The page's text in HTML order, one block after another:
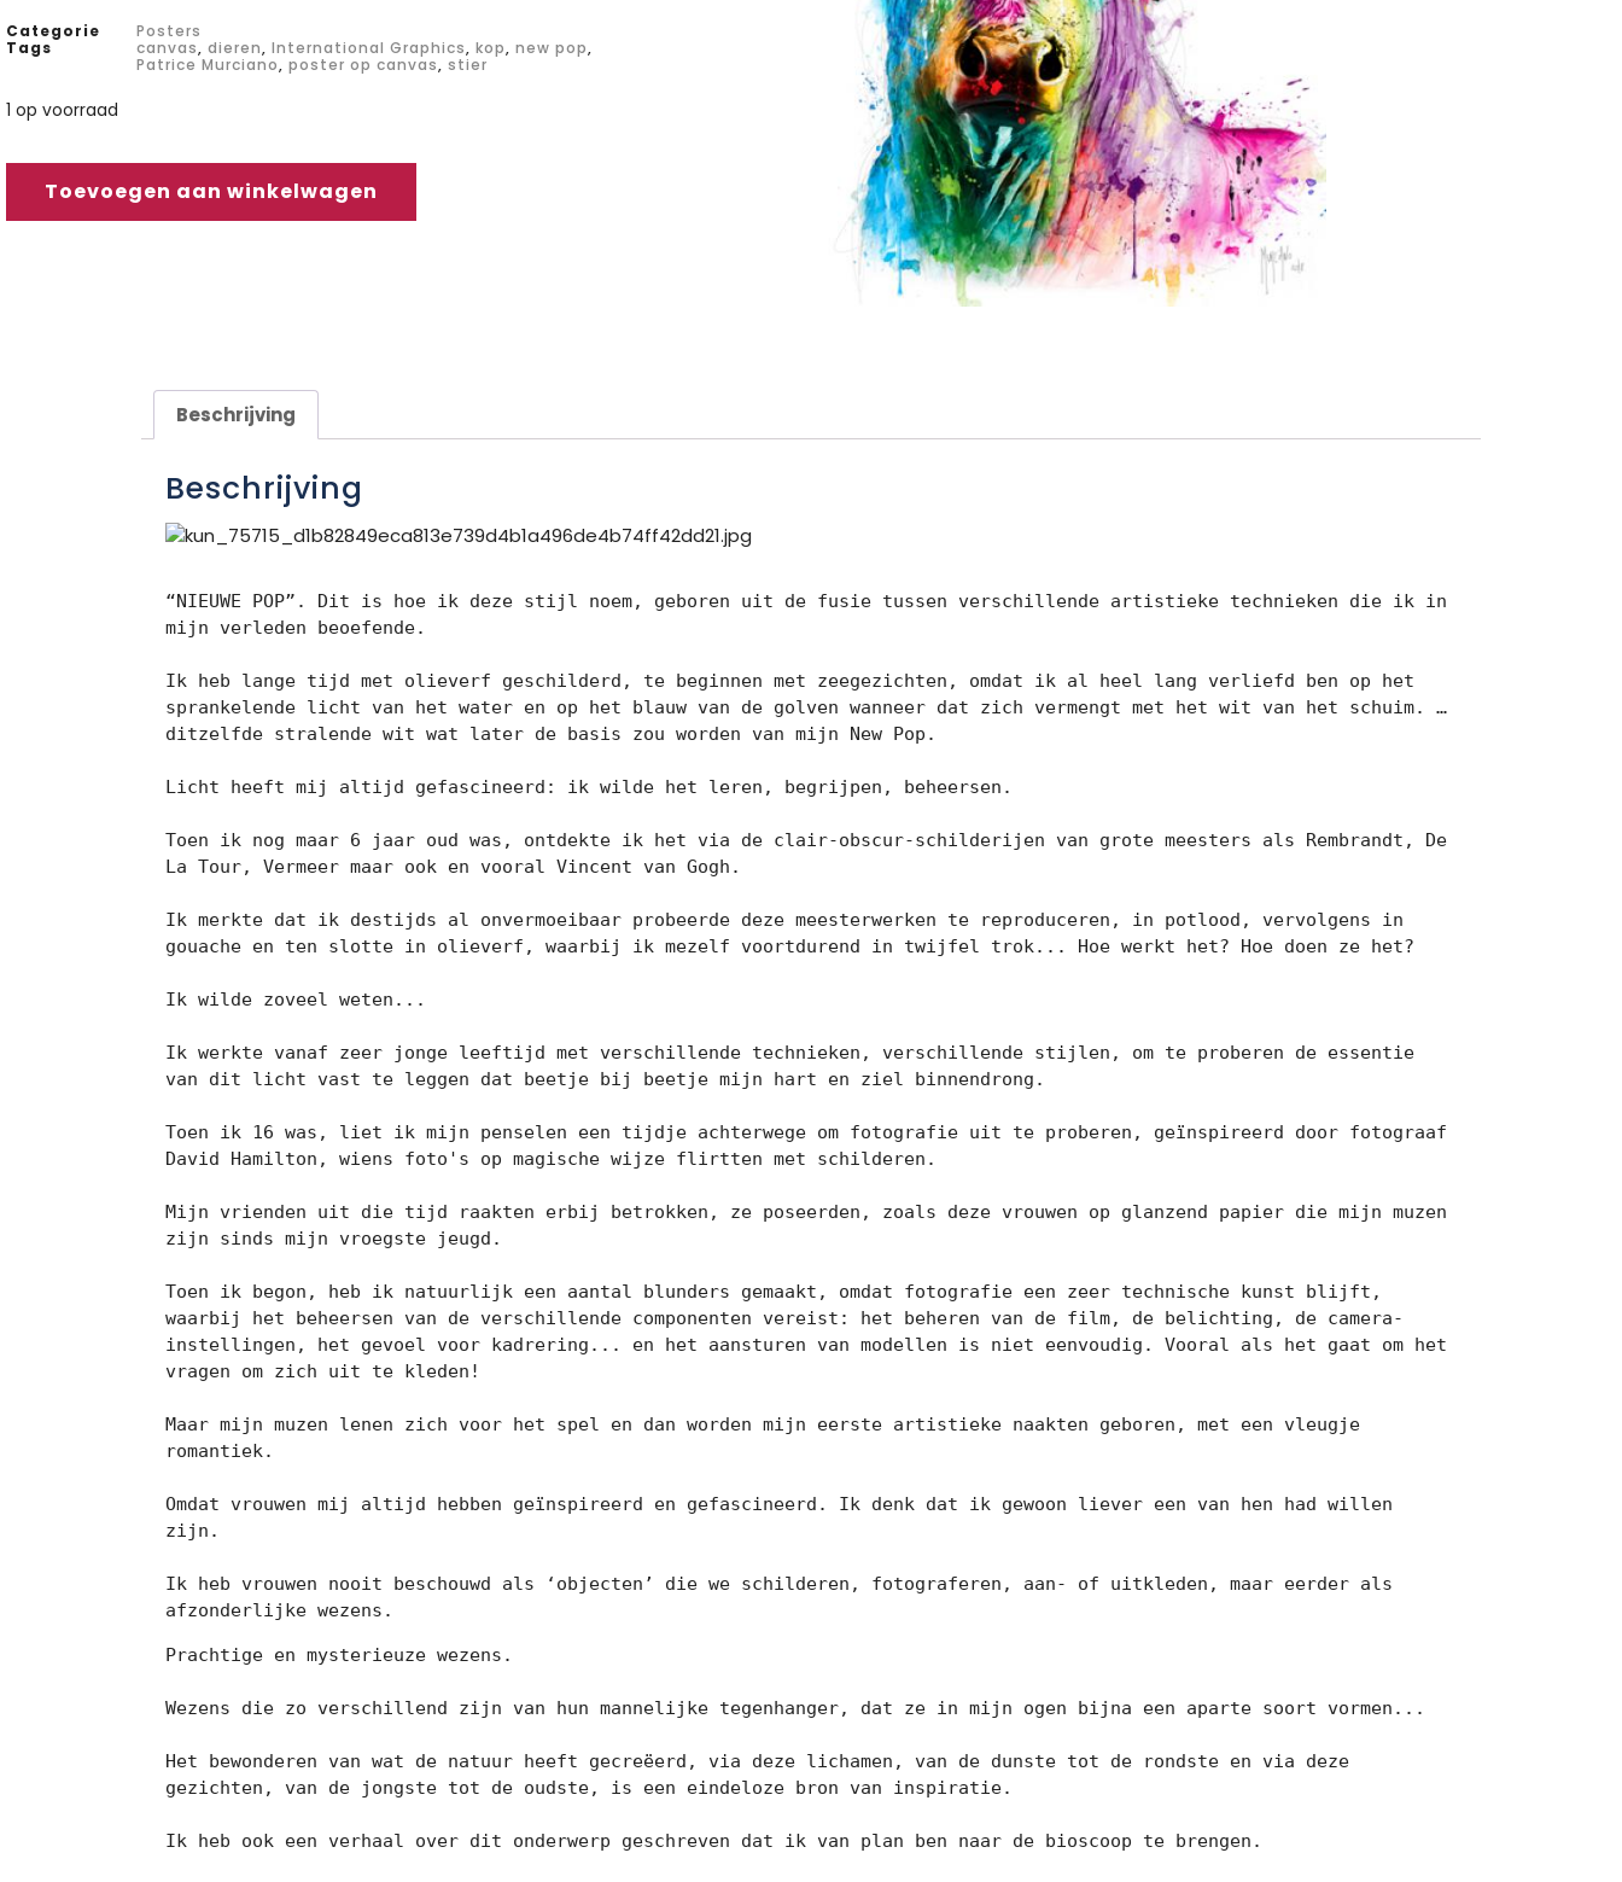
Categorie
Posters
Tags
canvas, dieren, International Graphics, kop, new pop,
Patrice Murciano, poster op canvas, stier
1 op voorraad
Toevoegen aan winkelwagen
Beschrijving
Beschrijving
“NIEUWE POP”. Dit is hoe ik deze stijl noem, geboren uit de fusie tussen verschillende artistieke technieken die ik in
mijn verleden beoefende.
Ik heb lange tijd met olieverf geschilderd, te beginnen met zeegezichten, omdat ik al heel lang verliefd ben op het
sprankelende licht van het water en op het blauw van de golven wanneer dat zich vermengt met het wit van het schuim. …
ditzelfde stralende wit wat later de basis zou worden van mijn New Pop.
Licht heeft mij altijd gefascineerd: ik wilde het leren, begrijpen, beheersen.
Toen ik nog maar 6 jaar oud was, ontdekte ik het via de clair-obscur-schilderijen van grote meesters als Rembrandt, De
La Tour, Vermeer maar ook en vooral Vincent van Gogh.
Ik merkte dat ik destijds al onvermoeibaar probeerde deze meesterwerken te reproduceren, in potlood, vervolgens in
gouache en ten slotte in olieverf, waarbij ik mezelf voortdurend in twijfel trok... Hoe werkt het? Hoe doen ze het?
Ik wilde zoveel weten...
Ik werkte vanaf zeer jonge leeftijd met verschillende technieken, verschillende stijlen, om te proberen de essentie
van dit licht vast te leggen dat beetje bij beetje mijn hart en ziel binnendrong.
Toen ik 16 was, liet ik mijn penselen een tijdje achterwege om fotografie uit te proberen, geïnspireerd door fotograaf
David Hamilton, wiens foto's op magische wijze flirtten met schilderen.
Mijn vrienden uit die tijd raakten erbij betrokken, ze poseerden, zoals deze vrouwen op glanzend papier die mijn muzen
zijn sinds mijn vroegste jeugd.
Toen ik begon, heb ik natuurlijk een aantal blunders gemaakt, omdat fotografie een zeer technische kunst blijft,
waarbij het beheersen van de verschillende componenten vereist: het beheren van de film, de belichting, de camera-
instellingen, het gevoel voor kadrering... en het aansturen van modellen is niet eenvoudig. Vooral als het gaat om het
vragen om zich uit te kleden!
Maar mijn muzen lenen zich voor het spel en dan worden mijn eerste artistieke naakten geboren, met een vleugje
romantiek.
Omdat vrouwen mij altijd hebben geïnspireerd en gefascineerd. Ik denk dat ik gewoon liever een van hen had willen
zijn.
Ik heb vrouwen nooit beschouwd als ‘objecten’ die we schilderen, fotograferen, aan- of uitkleden, maar eerder als
afzonderlijke wezens.
Prachtige en mysterieuze wezens.
Wezens die zo verschillend zijn van hun mannelijke tegenhanger, dat ze in mijn ogen bijna een aparte soort vormen...
Het bewonderen van wat de natuur heeft gecreëerd, via deze lichamen, van de dunste tot de rondste en via deze
gezichten, van de jongste tot de oudste, is een eindeloze bron van inspiratie.
Ik heb ook een verhaal over dit onderwerp geschreven dat ik van plan ben naar de bioscoop te brengen.